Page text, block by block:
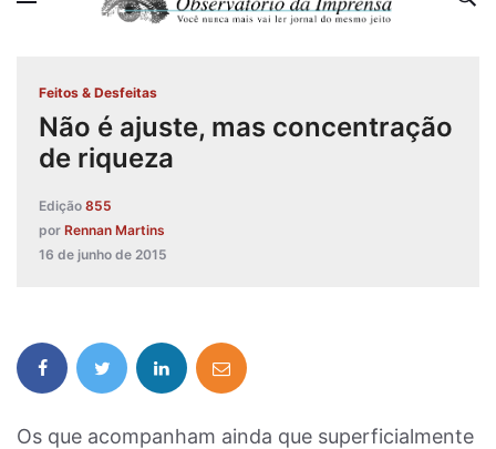
Feitos & Desfeitas
Não é ajuste, mas concentração
de riqueza
Edição 855
por Rennan Martins
16 de junho de 2015
Os que acompanham ainda que superficialmente